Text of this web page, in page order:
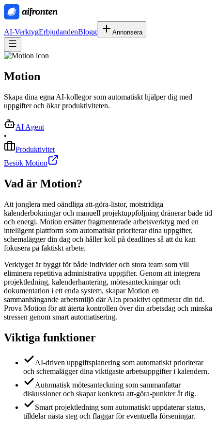
AI-VerktygErbjudandenBlogg Annonsera
Motion
Skapa dina egna AI-kollegor som automatiskt hjälper dig med
uppgifter och ökar produktiviteten.
AI Agent
•
Produktivitet
Besök Motion
Vad är Motion?
Att jonglera med oändliga att-göra-listor, motstridiga
kalenderbokningar och manuell projektuppföljning dränerar både tid
och energi. Motion ersätter fragmenterade arbetsverktyg med en
intelligent plattform som automatiskt prioriterar dina uppgifter,
schemalägger din dag och håller koll på deadlines så att du kan
fokusera på faktiskt arbete.
Verktyget är byggt för både individer och stora team som vill
eliminera repetitiva administrativa uppgifter. Genom att integrera
projektledning, kalenderhantering, mötesanteckningar och
dokumentation i ett enda system, skapar Motion en
sammanhängande arbetsmiljö där AI:n proaktivt optimerar din tid.
Prova Motion för att återta kontrollen över din arbetsdag och minska
stressen genom smart automatisering.
Viktiga funktioner
AI-driven uppgiftsplanering som automatiskt prioriterar
och schemalägger dina viktigaste arbetsuppgifter i kalendern.
Automatisk mötesanteckning som sammanfattar
diskussioner och skapar konkreta att-göra-punkter åt dig.
Smart projektledning som automatiskt uppdaterar status,
tilldelar nästa steg och flaggar för eventuella förseningar.